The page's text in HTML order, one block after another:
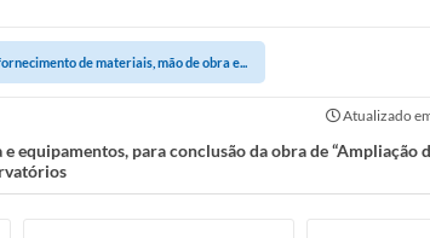
de materiais, mão de obra e...
Atualizado
equipamentos, para conclusão da obra de “Ampliação